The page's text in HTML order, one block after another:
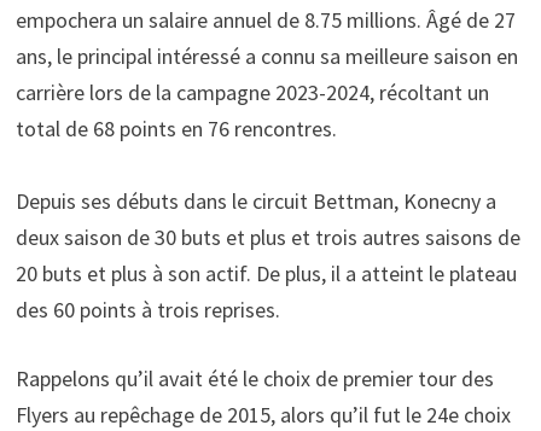
empochera un salaire annuel de 8.75 millions. Âgé de 27
ans, le principal intéressé a connu sa meilleure saison en
carrière lors de la campagne 2023-2024, récoltant un
total de 68 points en 76 rencontres.
Depuis ses débuts dans le circuit Bettman, Konecny a
deux saison de 30 buts et plus et trois autres saisons de
20 buts et plus à son actif. De plus, il a atteint le plateau
des 60 points à trois reprises.
Rappelons qu’il avait été le choix de premier tour des
Flyers au repêchage de 2015, alors qu’il fut le 24e choix